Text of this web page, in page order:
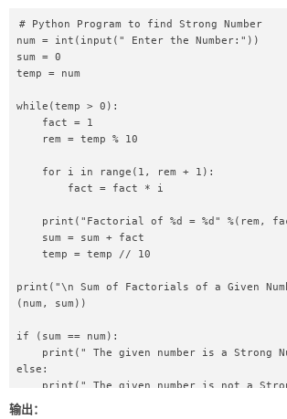
# Python Program to find Strong Number
num = int(input(" Enter the Number:"))
sum = 0
temp = num
while(temp > 0):
print("\n Sum of Factorials of a Given
(num, sum))
if (sum == num):
else:
print(" The given number is not a
输出：